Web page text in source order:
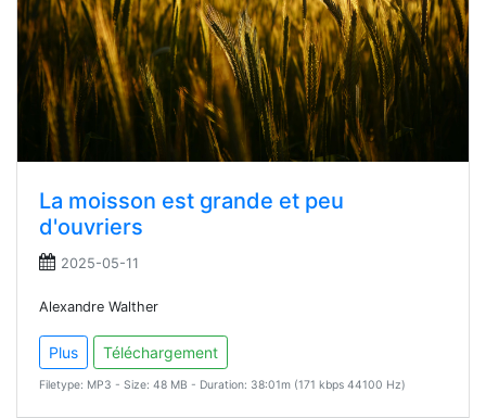
La moisson est grande et peu
d'ouvriers
2025-05-11
Alexandre Walther
Plus Téléchargement
Filetype: MP3 - Size: 48 MB - Duration: 38:01m (171 kbps 44100 Hz)